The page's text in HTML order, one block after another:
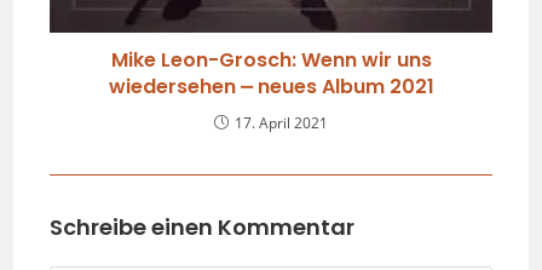
Mike Leon-Grosch: Wenn wir uns
wiedersehen ⎼ neues Album 2021
17. April 2021
Schreibe einen Kommentar